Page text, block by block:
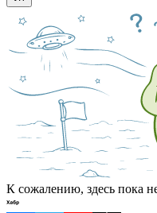
К сожалению, здесь пока